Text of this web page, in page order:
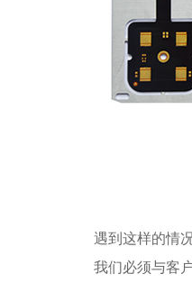
遇到这样的情
我们必须与客